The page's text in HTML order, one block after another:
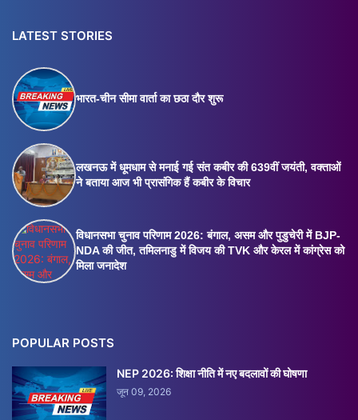
LATEST STORIES
भारत-चीन सीमा वार्ता का छठा दौर शुरू
लखनऊ में धूमधाम से मनाई गई संत कबीर की 639वीं जयंती, वक्ताओं
ने बताया आज भी प्रासंगिक हैं कबीर के विचार
विधानसभा चुनाव परिणाम 2026: बंगाल, असम और पुडुचेरी में BJP-
NDA की जीत, तमिलनाडु में विजय की TVK और केरल में कांग्रेस को
मिला जनादेश
POPULAR POSTS
NEP 2026: शिक्षा नीति में नए बदलावों की घोषणा
जून 09, 2026